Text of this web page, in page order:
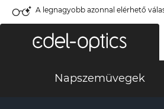
A legnagyobb azonnal elérhető
Napszemüvegek